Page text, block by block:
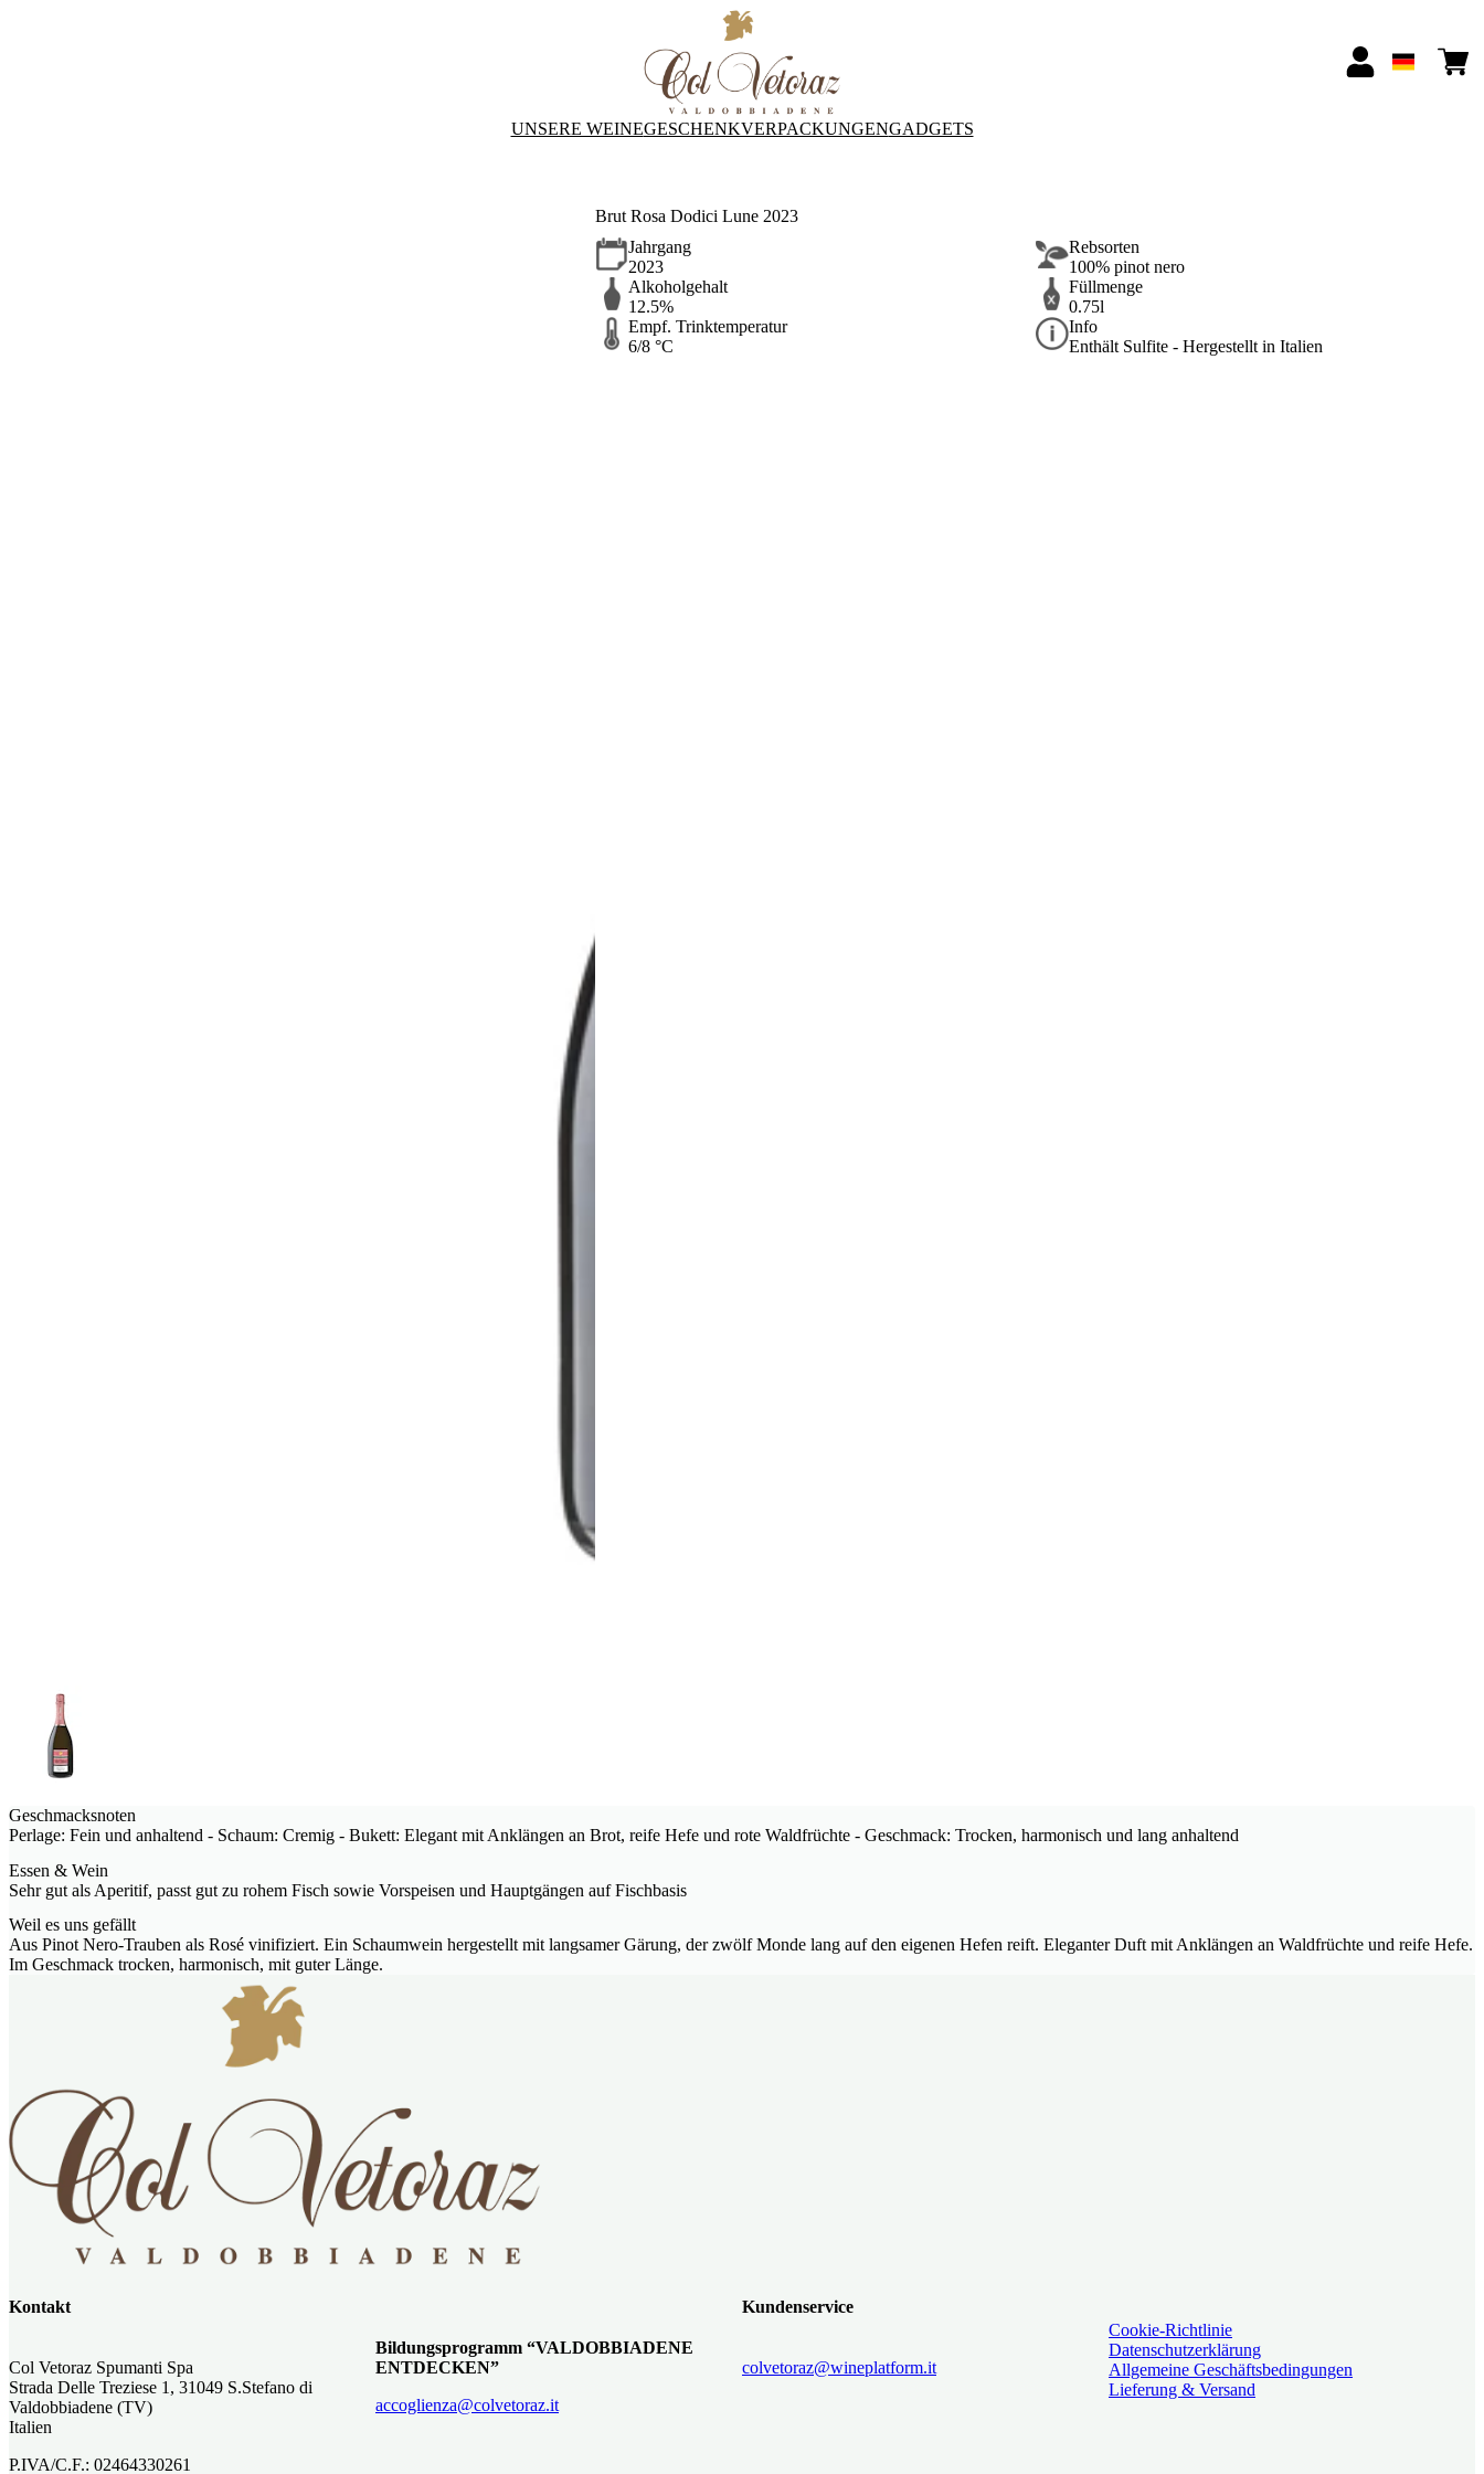
UNSERE WEINEGESCHENKVERPACKUNGENGADGETS
Brut Rosa Dodici Lune 2023
Jahrgang
2023
Rebsorten
100% pinot nero
Alkoholgehalt
12.5%
Füllmenge
0.75l
Empf. Trinktemperatur
6/8 °C
Info
Enthält Sulfite - Hergestellt in Italien
Geschmacksnoten
Perlage: Fein und anhaltend - Schaum: Cremig - Bukett: Elegant mit Anklängen an Brot, reife Hefe und rote Waldfrüchte - Geschmack: Trocken, harmonisch und lang anhaltend
Essen & Wein
Sehr gut als Aperitif, passt gut zu rohem Fisch sowie Vorspeisen und Hauptgängen auf Fischbasis
Weil es uns gefällt
Aus Pinot Nero-Trauben als Rosé vinifiziert. Ein Schaumwein hergestellt mit langsamer Gärung, der zwölf Monde lang auf den eigenen Hefen reift. Eleganter Duft mit Anklängen an Waldfrüchte und reife Hefe.
Im Geschmack trocken, harmonisch, mit guter Länge.
Kontakt
Col Vetoraz Spumanti Spa
Strada Delle Treziese 1, 31049 S.Stefano di
Valdobbiadene (TV)
Italien
P.IVA/C.F.: 02464330261
Bildungsprogramm “VALDOBBIADENE
ENTDECKEN”
accoglienza@colvetoraz.it
Kundenservice
colvetoraz@wineplatform.it
Cookie-Richtlinie
Datenschutzerklärung
Allgemeine Geschäftsbedingungen
Lieferung & Versand